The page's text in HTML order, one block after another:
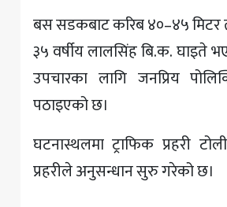
बस सडकबाट करिब ४०–४५
३५ वर्षीय लालसिंह बि.क. घाइते
उपचारका लागि जनप्रिय
पठाइएको छ।
घटनास्थलमा ट्राफिक प्रहरी
प्रहरीले अनुसन्धान सुरु गरेको छ।